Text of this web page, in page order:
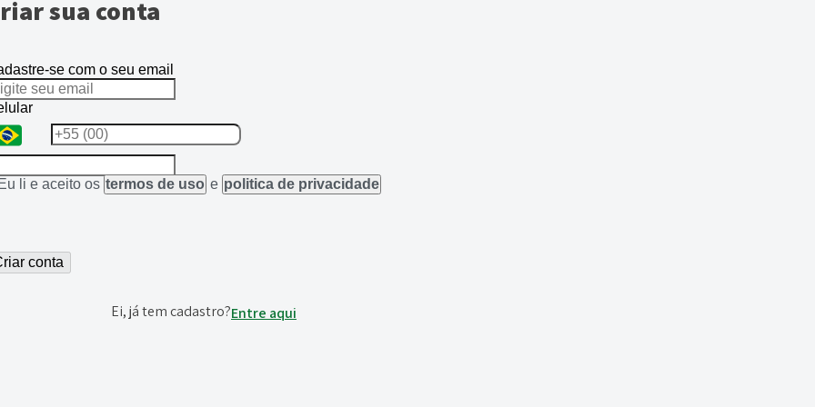
sua conta
se com o seu email
li e aceito os termos de uso e politica de privacidade
conta
Ei, já tem cadastro?Entre aqui